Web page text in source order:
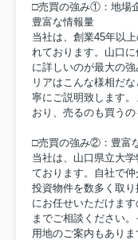
□売買の強み①：地場
豊富な情報量
当社は、創業45年以
れております。山口
に詳しいのが最大の
リアはこんな様相だ
寧にご説明致します
おり、売るのも買う
□売買の強み②：豊富
当社は、山口県立大
ております。自社で
投資物件を数多く取
にお任せいただけま
までご相談ください
用地のご案内もあり